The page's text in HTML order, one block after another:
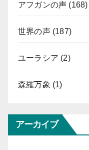
アフガンの声 (168)
世界の声(187)
ユーラシア (2)
森羅万象 (1)
アーカイブ